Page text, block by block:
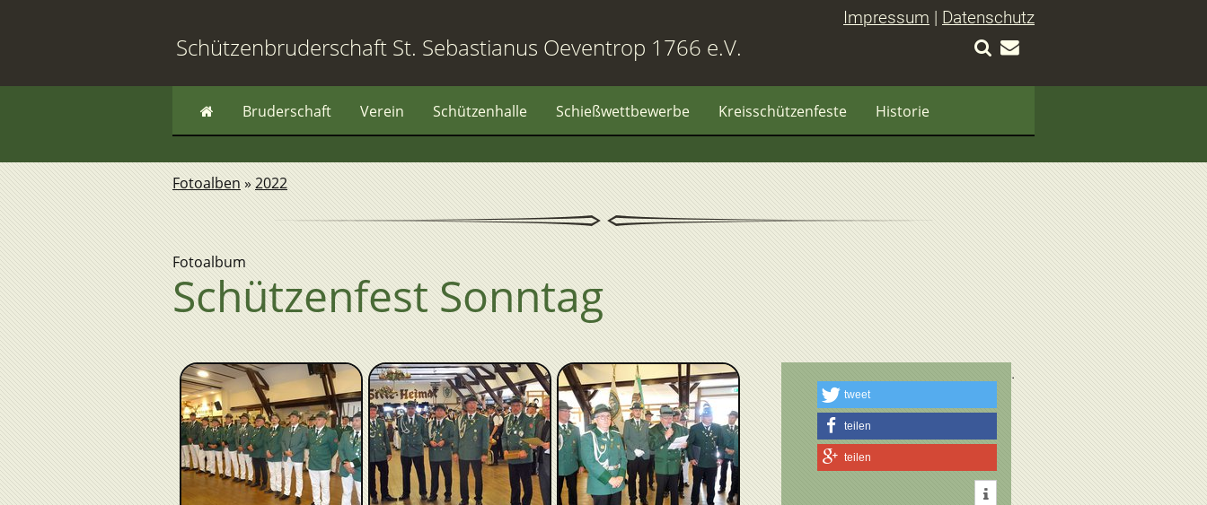
Impressum | Datenschutz
Schützenbruderschaft St. Sebastianus Oeventrop 1766 e.V.
Bruderschaft Verein Schützenhalle Schießwettbewerbe Kreisschützenfeste Historie
Fotoalben » 2022
Fotoalbum
Schützenfest Sonntag
tweet
teilen
teilen